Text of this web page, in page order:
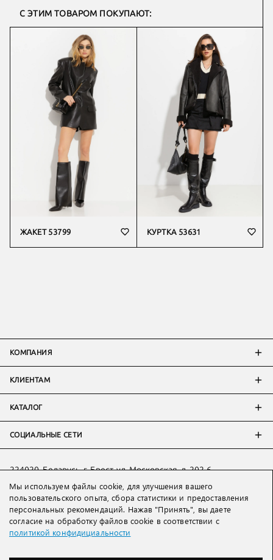
С ЭТИМ ТОВАРОМ ПОКУПАЮТ:
ЖАКЕТ 53799 КУРТКА 53631
КОМПАНИЯ
КЛИЕНТАМ
КАТАЛОГ
СОЦИАЛЬНЫЕ СЕТИ
214018 Россия, г. Смоленск, пр-т. Гагарина, д. 19
224020, Беларусь, г. Брест, ул. Московская, д. 202-6
Тел:+7 993 398 36 60(WhatsApp
Тел:+375 29 205 80 10( WhatsApp,Viber)
Email:ved@lakbi.com
Мы используем файлы cookie, для улучшения вашего
пользовательского опыта, сбора статистики и предоставления
персональных рекомендаций. Нажав "Принять", вы даете
согласие на обработку файлов cookie в соответствии с
политикой конфидициальности